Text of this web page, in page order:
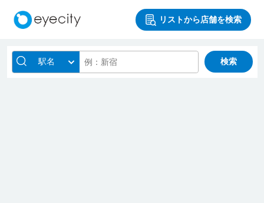
リストから店舗を検索
駅名 検索